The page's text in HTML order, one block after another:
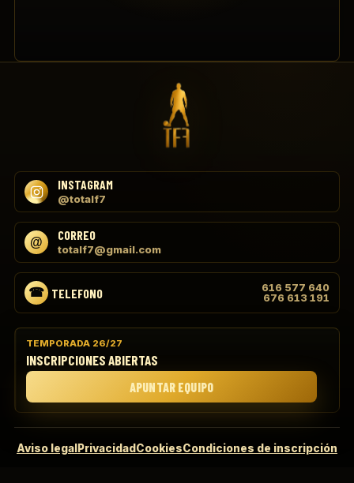
INSTAGRAM
@totalf7
CORREO
totalf7@gmail.com
TELEFONO
616 577 640
676 613 191
TEMPORADA 26/27
INSCRIPCIONES ABIERTAS
APUNTAR EQUIPO
Aviso legal Privacidad CookiesCondiciones de inscripción